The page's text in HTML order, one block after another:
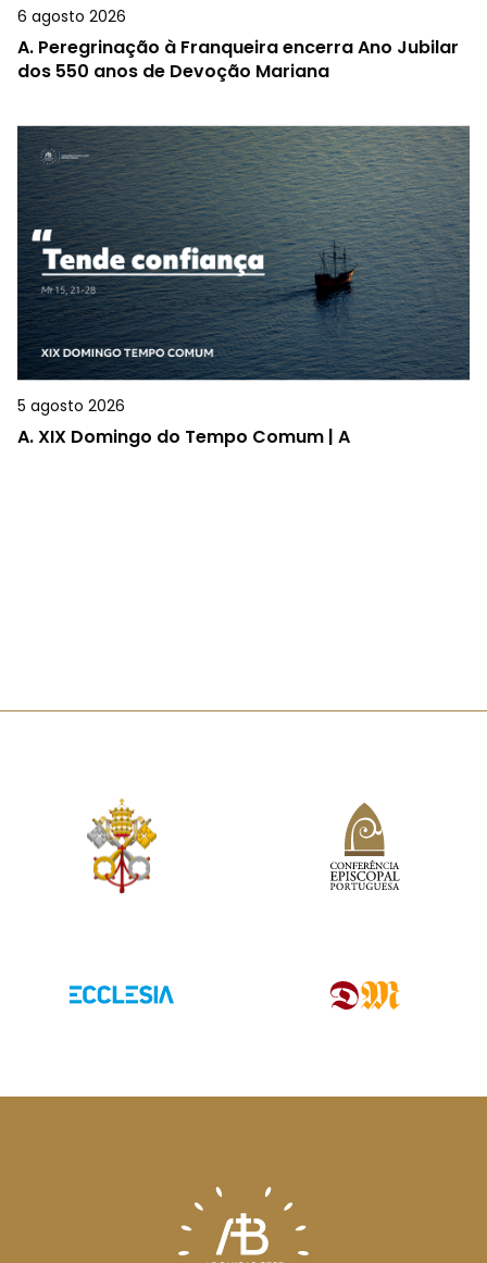
6 agosto 2026
A. Peregrinação à Franqueira encerra Ano Jubilar
dos 550 anos de Devoção Mariana
5 agosto 2026
A.XIX Domingo do Tempo Comum | A